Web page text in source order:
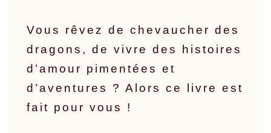
Vous rêvez de chevaucher des
dragons, de vivre des histoires
d’amour pimentées et
d’aventures ? Alors ce livre est
fait pour vous !